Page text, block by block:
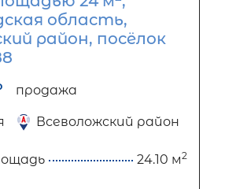
область,
район, посёлок
продажа
Всеволожский район
24.10 м2